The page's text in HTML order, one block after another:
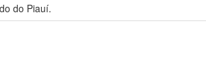
do Piauí.